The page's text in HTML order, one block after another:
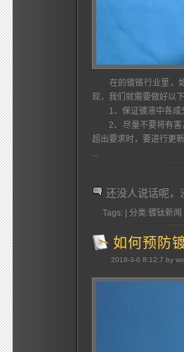
在的镀铬行业里，如
现，我们就需要做好以
1、保证镀液中各成分
2、尽量不要将有害
超出要求时，要进行更新
还没人说话呢，
Tags: | 分类:镀钛新闻
如何预防
2018-3-6 8:12:7 by